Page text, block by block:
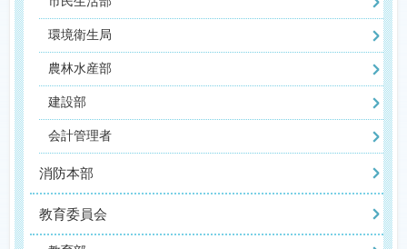
環境衛生局
農林水産部
建設部
会計管理者
消防本部
教育委員会